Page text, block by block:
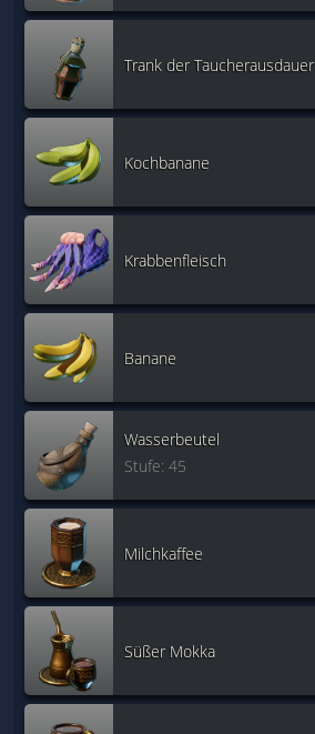
Trank der Taucherausdauer
Kochbanane
Krabbenfleisch
Banane
Wasserbeutel
Stufe: 45
Milchkaffee
Süßer Mokka